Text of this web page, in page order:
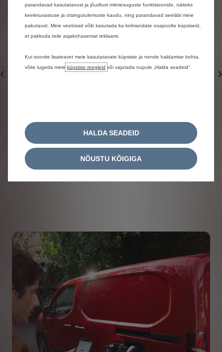
Eelmine
parandavad kasutatavust ja jõudlust mitmesuguste funktsioonide, näiteks
keeletuvastuse ja otsingutulemuste kaudu, ning parandavad seeläbi meie
pakutavat. Meie veebisait võib kasutada ka kolmandate osapoolte küpsiseid,
et pakkuda teile asjakohasemat reklaami.
Kui soovite lisateavet meie kasutatavate küpsiste ja nende haldamise kohta,
võite lugeda meie küpsiste reegleid või vajutada nupule „Halda seadeid“.
HALDA SEADEID
NÕUSTU KÕIGIGA